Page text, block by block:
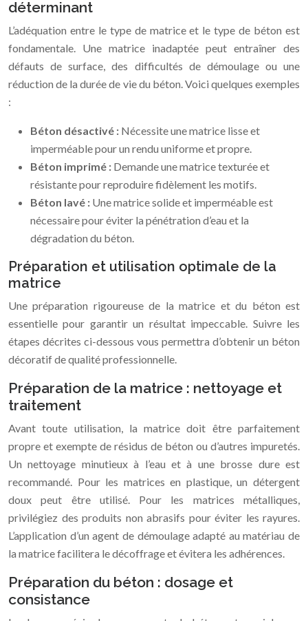
déterminant
L’adéquation entre le type de matrice et le type de béton est
fondamentale. Une matrice inadaptée peut entraîner des
défauts de surface, des difficultés de démoulage ou une
réduction de la durée de vie du béton. Voici quelques exemples
:
Béton désactivé : Nécessite une matrice lisse et
imperméable pour un rendu uniforme et propre.
Béton imprimé : Demande une matrice texturée et
résistante pour reproduire fidèlement les motifs.
Béton lavé : Une matrice solide et imperméable est
nécessaire pour éviter la pénétration d’eau et la
dégradation du béton.
Préparation et utilisation optimale de la
matrice
Une préparation rigoureuse de la matrice et du béton est
essentielle pour garantir un résultat impeccable. Suivre les
étapes décrites ci-dessous vous permettra d’obtenir un béton
décoratif de qualité professionnelle.
Préparation de la matrice : nettoyage et
traitement
Avant toute utilisation, la matrice doit être parfaitement
propre et exempte de résidus de béton ou d’autres impuretés.
Un nettoyage minutieux à l’eau et à une brosse dure est
recommandé. Pour les matrices en plastique, un détergent
doux peut être utilisé. Pour les matrices métalliques,
privilégiez des produits non abrasifs pour éviter les rayures.
L’application d’un agent de démoulage adapté au matériau de
la matrice facilitera le décoffrage et évitera les adhérences.
Préparation du béton : dosage et
consistance